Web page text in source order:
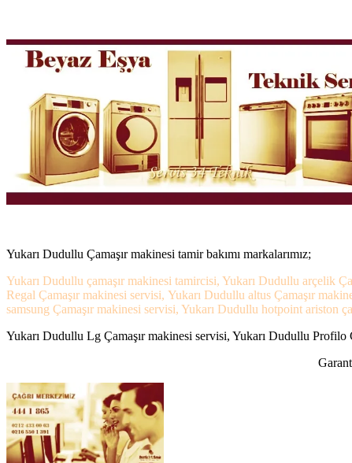
Yukarı Dudullu Çamaşır makinesi tamir bakımı markalarımız;
Yukarı Dudullu çamaşır makinesi tamircisi, Yukarı Dudullu arçelik
Regal Çamaşır makinesi servisi, Yukarı Dudullu altus Çamaşır
samsung Çamaşır makinesi servisi, Yukarı Dudullu hotpoint ariston
Yukarı Dudullu Lg Çamaşır makinesi servisi, Yukarı Dudullu